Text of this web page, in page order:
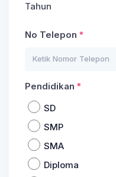
Tahun
No Telepon
Pendidikan
SD
SMP
SMA
Diploma